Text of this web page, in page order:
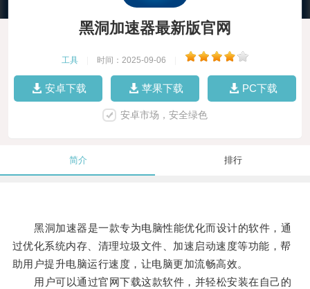
黑洞加速器最新版官网
工具 时间：2025-09-06
安卓下载 苹果下载 PC下载
安卓市场，安全绿色
简介 排行
黑洞加速器是一款专为电脑性能优化而设计的软件，通
过优化系统内存、清理垃圾文件、加速启动速度等功能，帮
助用户提升电脑运行速度，让电脑更加流畅高效。
用户可以通过官网下载这款软件，并轻松安装在自己的